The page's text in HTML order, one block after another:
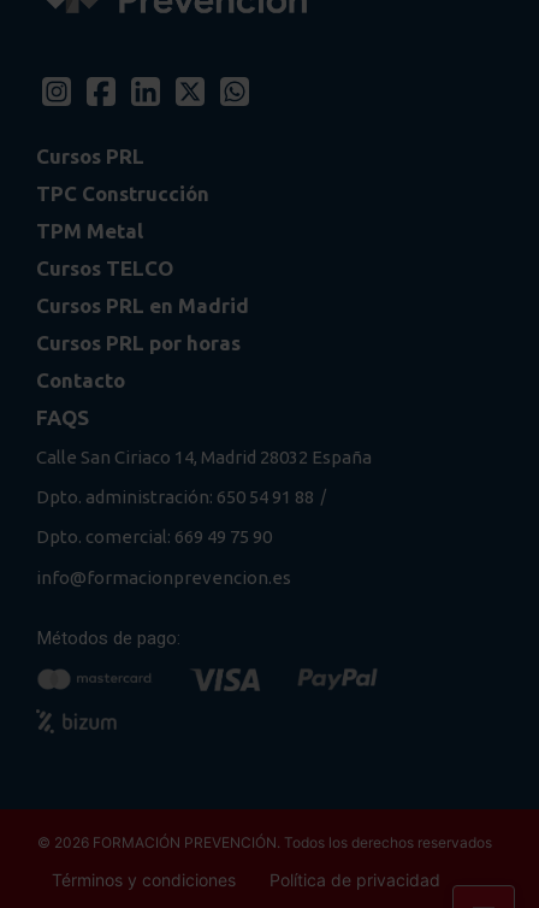
Cursos PRL
TPC Construcción
TPM Metal
Cursos TELCO
Cursos PRL en Madrid
Cursos PRL por horas
Contacto
FAQS
Calle San Ciriaco 14, Madrid 28032 España
Dpto. administración: 650 54 91 88 /
Dpto. comercial: 669 49 75 90
info@formacionprevencion.es
Métodos de pago:
© 2026 FORMACIÓN PREVENCIÓN. Todos los derechos reservados
Términos y condiciones Política de privacidad